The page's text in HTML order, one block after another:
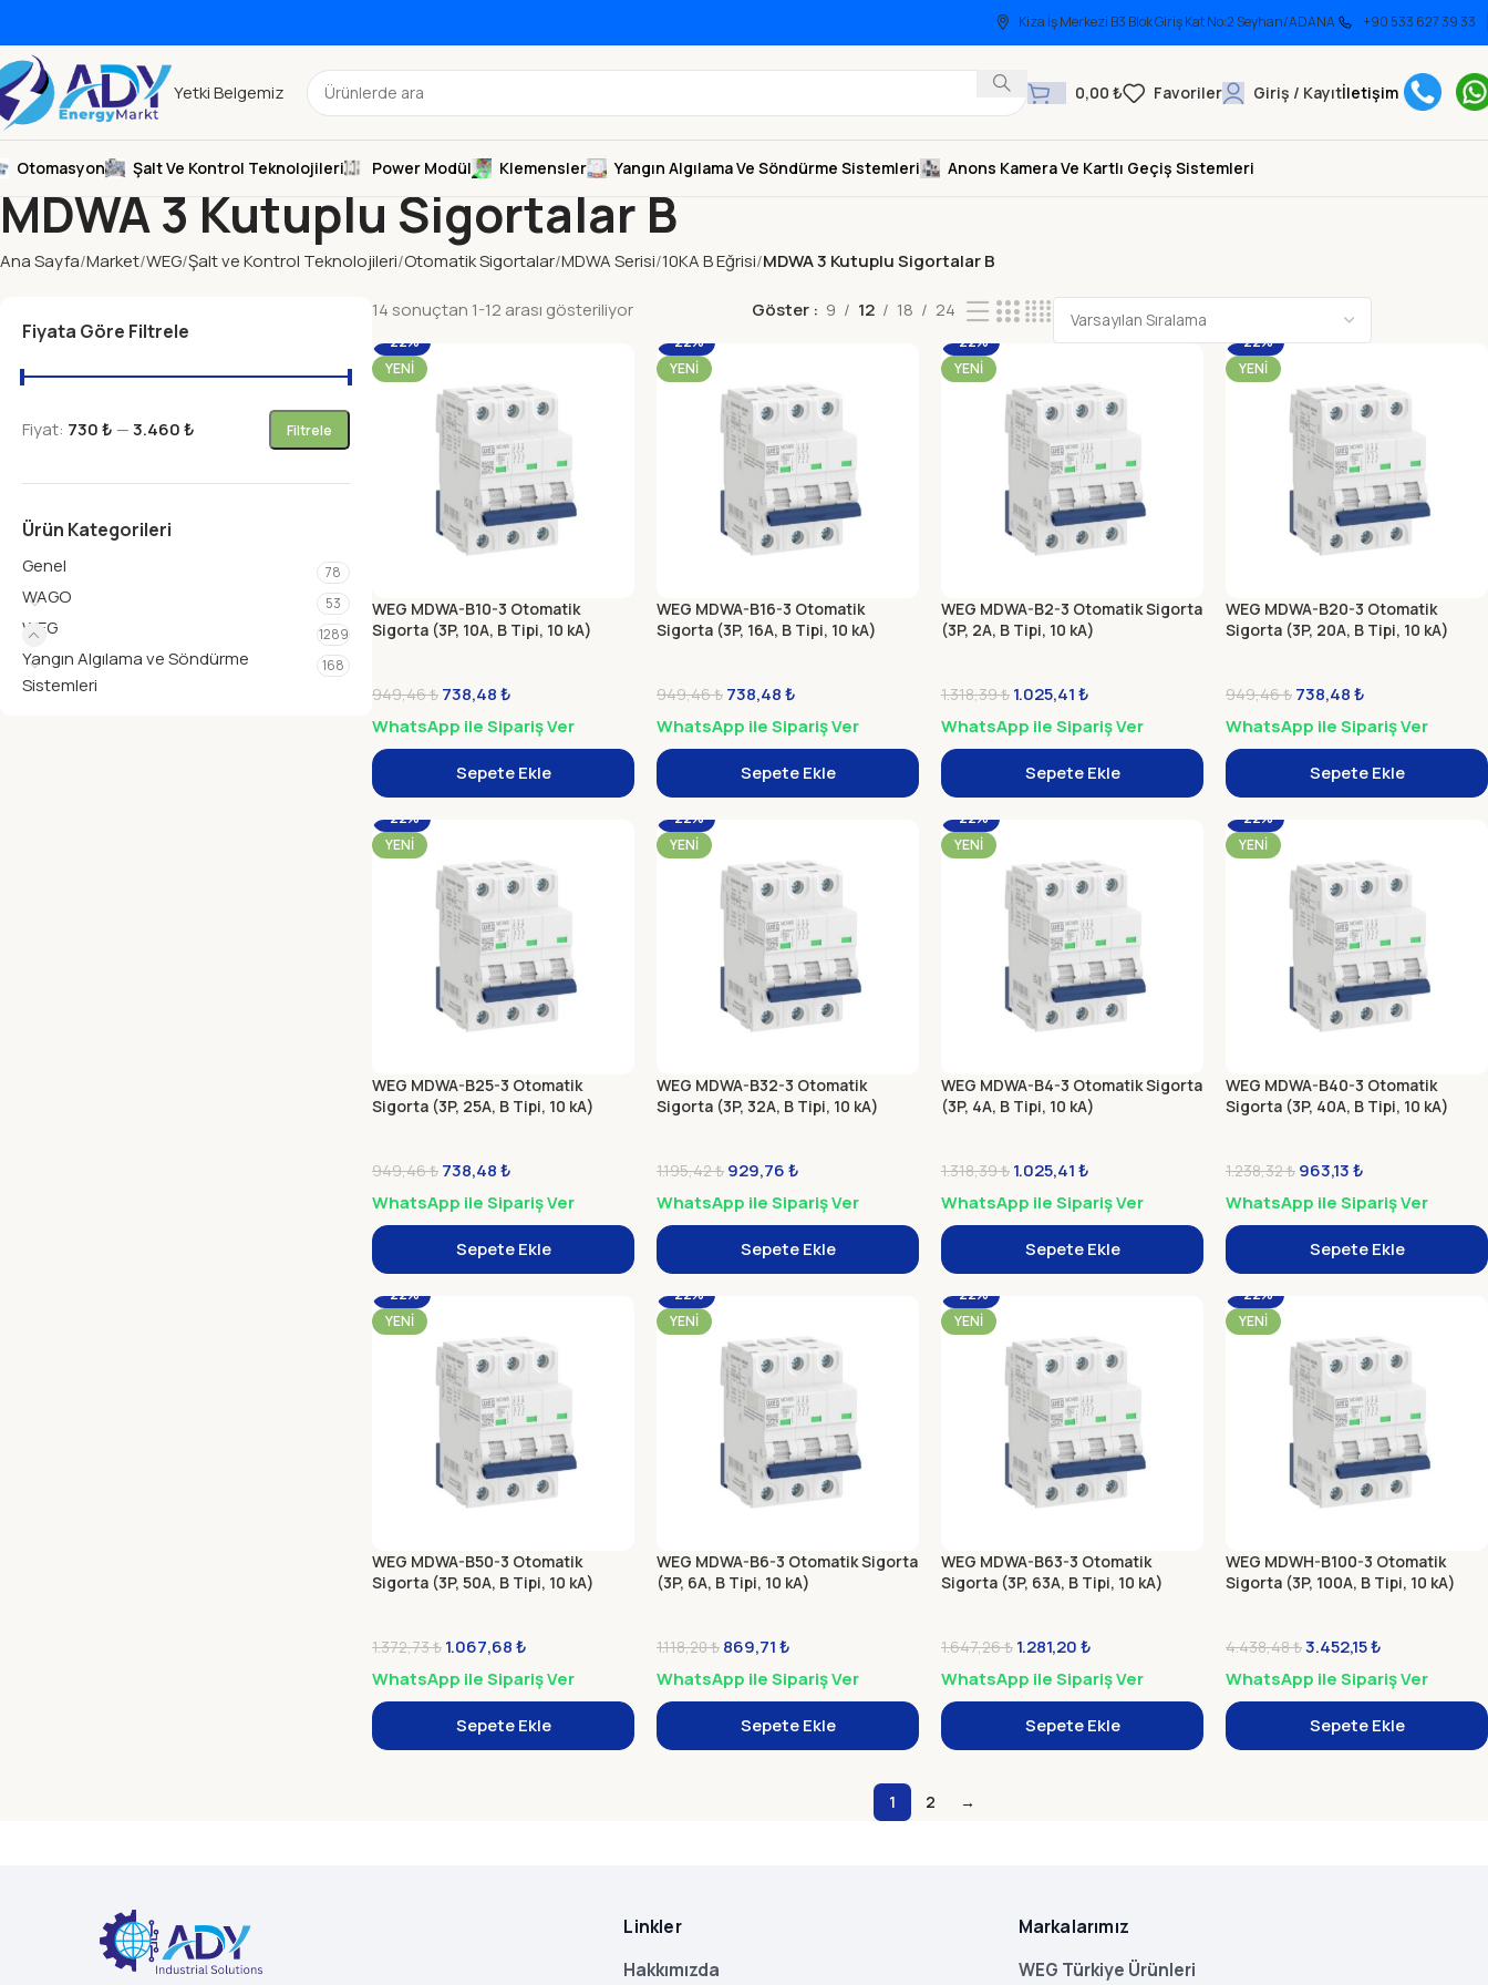
Kiza İş Merkezi B3 Blok Giriş Kat No:2 Seyhan/ADANA +90 533 627 39 33
Yetki Belgemiz 0,00 ₺ Giriş / Kayıtİletişim
Otomasyon Şalt Ve Kontrol Teknolojileri Power Modül Klemensler Yangın Algılama Ve Söndürme Sistemleri Anons Kamera Ve Kartlı Geçiş Sistemleri
MDWA 3 Kutuplu Sigortalar B
Ana Sayfa Market WEG Şalt ve Kontrol Teknolojileri Otomatik Sigortalar MDWA Serisi 10KA B Eğrisi MDWA 3 Kutuplu Sigortalar B
Fiyata Göre Filtrele
Filtrele
Fiyat: 730 ₺ —3.460 ₺
Ürün Kategorileri
Genel 78
WAGO 53
WEG 1289
Yangın Algılama ve Söndürme
Sistemleri
168
14 sonuçtan 1-12 arası gösteriliyor Göster 9 12 18 24
-22%
YENI
WEG MDWA-B10-3 Otomatik
Sigorta (3P, 10A, B Tipi, 10 kA)
949,46₺ 738,48₺
WhatsApp ile Sipariş Ver
Sepete Ekle
-22%
YENI
WEG MDWA-B16-3 Otomatik
Sigorta (3P, 16A, B Tipi, 10 kA)
949,46₺ 738,48₺
WhatsApp ile Sipariş Ver
Sepete Ekle
-22%
YENI
WEG MDWA-B2-3 Otomatik Sigorta
(3P, 2A, B Tipi, 10 kA)
1.318,39₺ 1.025,41₺
WhatsApp ile Sipariş Ver
Sepete Ekle
-22%
YENI
WEG MDWA-B20-3 Otomatik
Sigorta (3P, 20A, B Tipi, 10 kA)
949,46₺ 738,48₺
WhatsApp ile Sipariş Ver
Sepete Ekle
-22%
YENI
WEG MDWA-B25-3 Otomatik
Sigorta (3P, 25A, B Tipi, 10 kA)
949,46₺ 738,48₺
WhatsApp ile Sipariş Ver
Sepete Ekle
-22%
YENI
WEG MDWA-B32-3 Otomatik
Sigorta (3P, 32A, B Tipi, 10 kA)
1.195,42₺ 929,76₺
WhatsApp ile Sipariş Ver
Sepete Ekle
-22%
YENI
WEG MDWA-B4-3 Otomatik Sigorta
(3P, 4A, B Tipi, 10 kA)
1.318,39₺ 1.025,41₺
WhatsApp ile Sipariş Ver
Sepete Ekle
-22%
YENI
WEG MDWA-B40-3 Otomatik
Sigorta (3P, 40A, B Tipi, 10 kA)
1.238,32₺ 963,13₺
WhatsApp ile Sipariş Ver
Sepete Ekle
-22%
YENI
WEG MDWA-B50-3 Otomatik
Sigorta (3P, 50A, B Tipi, 10 kA)
1.372,73₺ 1.067,68₺
WhatsApp ile Sipariş Ver
Sepete Ekle
-22%
YENI
WEG MDWA-B6-3 Otomatik Sigorta
(3P, 6A, B Tipi, 10 kA)
1.118,20₺ 869,71₺
WhatsApp ile Sipariş Ver
Sepete Ekle
-22%
YENI
WEG MDWA-B63-3 Otomatik
Sigorta (3P, 63A, B Tipi, 10 kA)
1.647,26₺ 1.281,20₺
WhatsApp ile Sipariş Ver
Sepete Ekle
-22%
YENI
WEG MDWH-B100-3 Otomatik
Sigorta (3P, 100A, B Tipi, 10 kA)
4.438,48₺3.452,15₺
WhatsApp ile Sipariş Ver
Sepete Ekle
1 2 →
Linkler
Hakkımızda
Markalarımız
WEG Türkiye Ürünleri